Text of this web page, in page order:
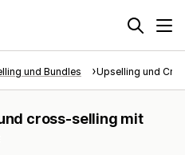
und Bundles Upselling und
cross-selling mit